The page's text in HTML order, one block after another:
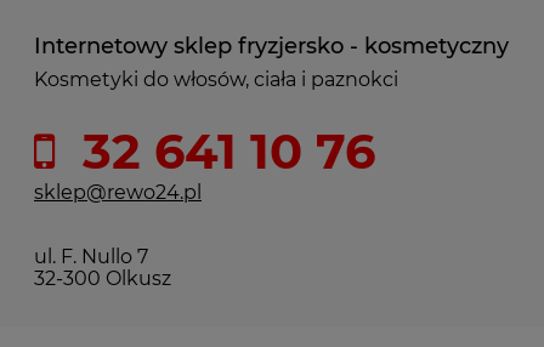
Internetowy sklep fryzjersko - kosmetyczny
Kosmetyki do włosów, ciała i paznokci
32 641 10 76
sklep@rewo24.pl
ul. F. Nullo 7
32-300 Olkusz